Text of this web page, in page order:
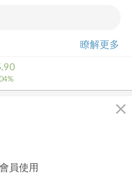
瞭解更多
close
員使用